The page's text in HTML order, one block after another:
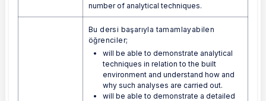
number of analytical techniques.
Bu dersi başarıyla tamamlayabilen
öğrenciler;
will be able to demonstrate analytical
techniques in relation to the built
environment and understand how and
why such analyses are carried out.
will be able to demonstrate a detailed